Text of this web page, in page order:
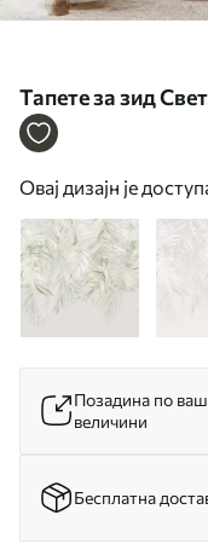
Тапете за зид
позадини бр.
Овај дизајн је
Позадина по
величини
Бесплатна